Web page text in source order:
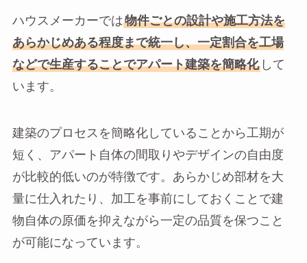
ハウスメーカーでは物件ごとの設計や施工方法を
あらかじめある程度まで統一し、一定割合を工場
などで生産することでアパート建築を簡略化して
います。
建築のプロセスを簡略化していることから工期が
短く、アパート自体の間取りやデザインの自由度
が比較的低いのが特徴です。あらかじめ部材を大
量に仕入れたり、加工を事前にしておくことで建
物自体の原価を抑えながら一定の品質を保つこと
が可能になっています。